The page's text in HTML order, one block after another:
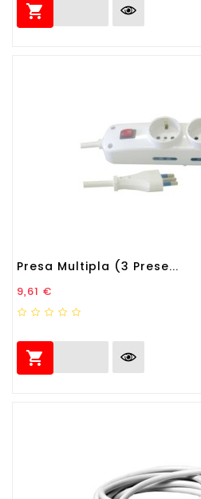

Presa Multipla (3 Prese...
Prezzo
9,61 €
